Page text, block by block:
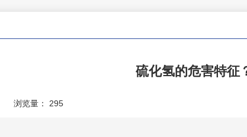
硫化氢的危害特征
浏览量： 295